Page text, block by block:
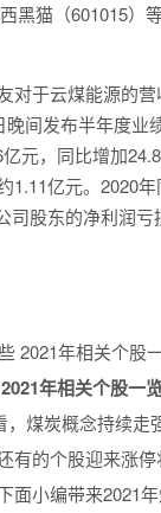
黑猫（601015）
对于云煤能源的营
间发布半年度业
元，同比增加
1.11亿元。2020
股东的净利润亏
年相关个股一
，煤炭概念持续走
有的个股迎来涨
面小编带来2021